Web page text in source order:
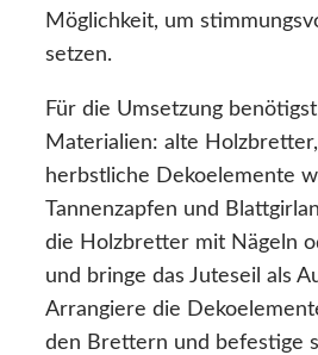
Möglichkeit, um
setzen.
Für die Umsetzung
Materialien: alte
herbstliche Dekoelemente
Tannenzapfen und
die Holzbretter mit Nägeln
und bringe das Juteseil als
Arrangiere die
den Brettern und befestige